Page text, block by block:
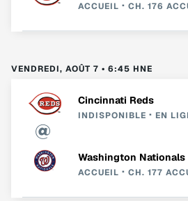
ACCUEIL CH. 176
VENDREDI, AOÛT 7 • 6:45 HNE
Cincinnati Reds
INDISPONIBLE EN
Washington Nationals
ACCUEIL CH. 177